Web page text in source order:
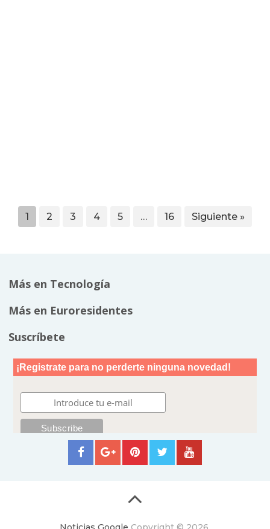
1 2 3 4 5 … 16 Siguiente »
Más en Tecnología
Más en Euroresidentes
Suscríbete